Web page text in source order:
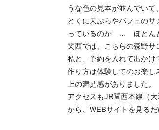
うな色の見本が並んでいて
とくに天ぷらやパフェの
っているのか … ほとんど
関西では、こちらの森野サ
私と、予約を入れて出かけ
作り方は体験してのお楽し
上の満足感がありました。
アクセスもJR関西本線（
から、WEBサイトを見るだ